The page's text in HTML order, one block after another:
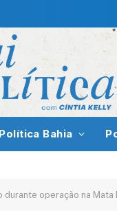
Política Bahia
durante operação na Mata